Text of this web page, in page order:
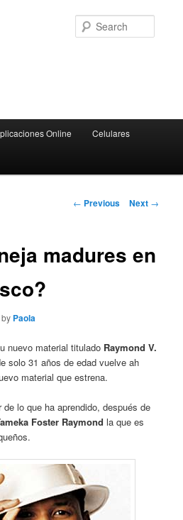
Online Celulares
Post
← Previous Next →
madures en
by Paola
nuevo material titulado Raymond V.
solo 31 años de edad vuelve ah
material que estrena.
lo que ha aprendido, después de
Foster Raymond la que es